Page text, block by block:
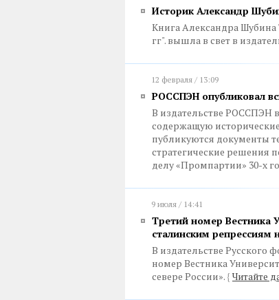
Историк Александр
Книга Александра Шубина
гг". вышла в свет в
12 февраля / 13:09
РОССПЭН опубликовал
В издательстве РОССПЭН
содержащую
публикуются документы
стратегические решения
делу «Промпартии» 30-х
9 июля / 14:41
Третий номер Вестника
сталинским репрессиям
В издательстве Русского
номер Вестника
севере России». { Читайте